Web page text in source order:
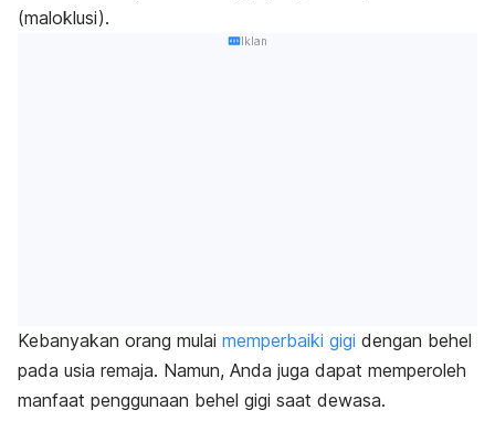
(maloklusi).
Iklan
Kebanyakan orang mulai memperbaiki gigi dengan behel
pada usia remaja. Namun, Anda juga dapat memperoleh
manfaat penggunaan behel gigi saat dewasa.